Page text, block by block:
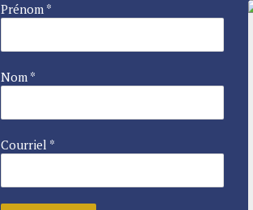
Prénom *
Nom *
Courriel *